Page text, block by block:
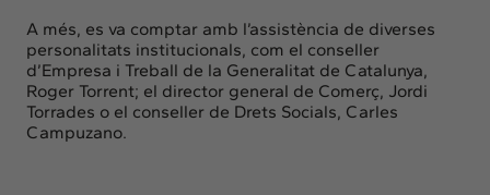
A més, es va comptar amb l’assistència de diverses
personalitats institucionals, com el conseller
d’Empresa i Treball de la Generalitat de Catalunya,
Roger Torrent; el director general de Comerç, Jordi
Torrades o el conseller de Drets Socials, Carles
Campuzano.